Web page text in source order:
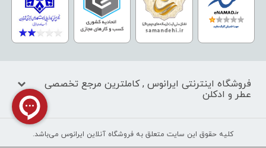
فروشگاه اینترنتی ایرانوس , کاملترین مرجع تخصصی
عطر و ادکلن
کليه حقوق اين سايت متعلق به فروشگاه آنلاین ایرانوس می‌باشد.